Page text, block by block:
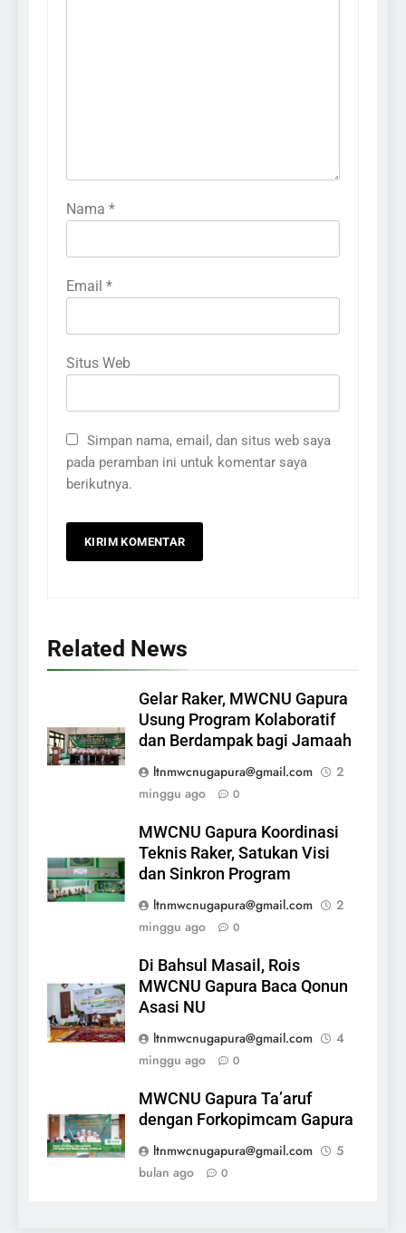
Nama *
Email *
Situs Web
Simpan nama, email, dan situs web saya
pada peramban ini untuk komentar saya
berikutnya.
Related News
Gelar Raker, MWCNU Gapura
Usung Program Kolaboratif
dan Berdampak bagi Jamaah
ltnmwcnugapura@gmail.com
2
minggu ago
0
MWCNU Gapura Koordinasi
Teknis Raker, Satukan Visi
dan Sinkron Program
ltnmwcnugapura@gmail.com
2
minggu ago
0
Di Bahsul Masail, Rois
MWCNU Gapura Baca Qonun
Asasi NU
ltnmwcnugapura@gmail.com
4
minggu ago
0
MWCNU Gapura Ta’aruf
dengan Forkopimcam Gapura
ltnmwcnugapura@gmail.com
5
bulan ago
0